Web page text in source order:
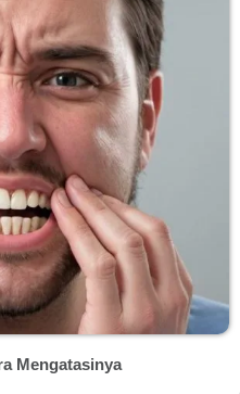
Mengatasinya